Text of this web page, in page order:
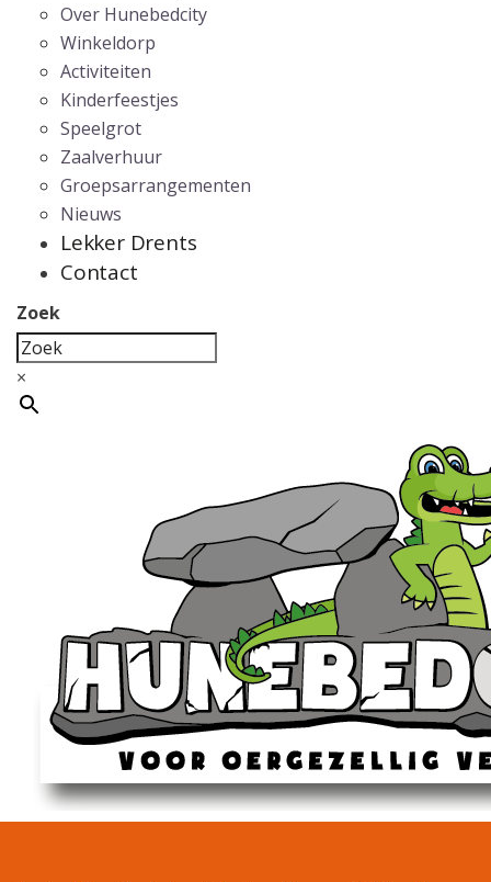
Over Hunebedcity
Winkeldorp
Activiteiten
Kinderfeestjes
Speelgrot
Zaalverhuur
Groepsarrangementen
Nieuws
Lekker Drents
Contact
Zoek
×